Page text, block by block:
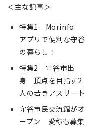
＜主な記事＞
特集1 Morinfo
アプリで便利な守谷
の暮らし！
特集2 守谷市出
身 頂点を目指す2
人の若きアスリート
守谷市民交流館がオ
ープン 愛称も募集